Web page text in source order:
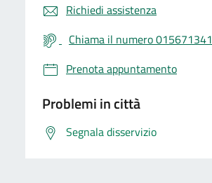
Richiedi assistenza
Chiama il numero 015671341
Prenota appuntamento
Problemi in città
Segnala disservizio